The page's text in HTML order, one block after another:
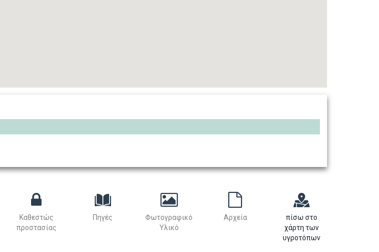
Καθεστώς
προστασίας
Πηγές
Φωτογραφικό
Υλικό
Αρχεία
πίσω στο
χάρτη των
υγροτόπων